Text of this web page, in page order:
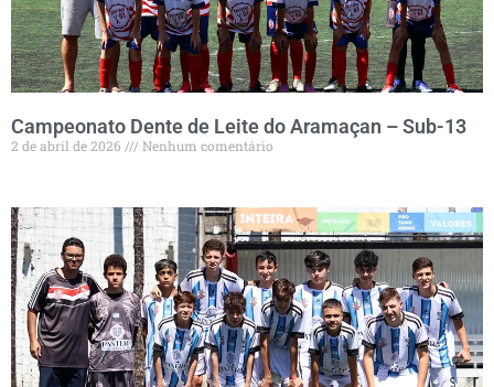
Campeonato Dente de Leite do Aramaçan – Sub-13
2 de abril de 2026 Nenhum comentário